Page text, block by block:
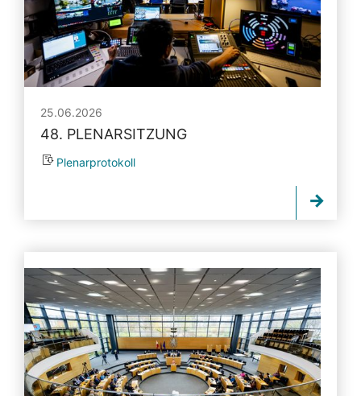
25.06.2026
48. PLENARSITZUNG
Plenarprotokoll